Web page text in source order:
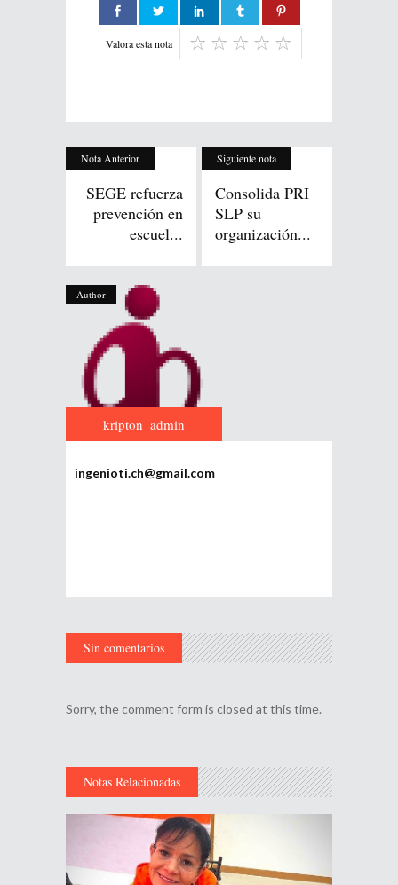
Valora esta nota
Nota Anterior
SEGE refuerza
prevención en
escuel...
Siguiente nota
Consolida PRI
SLP su
organización...
Author
kripton_admin
ingenioti.ch@gmail.com
Sin comentarios
Sorry, the comment form is closed at this time.
Notas Relacionadas